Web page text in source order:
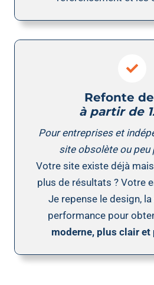
Refonte
à partir de
Pour entreprises et
site obsolète ou peu
Votre site existe déjà
plus de résultats ? Votre
Je repense le design,
performance pour
moderne, plus clair et